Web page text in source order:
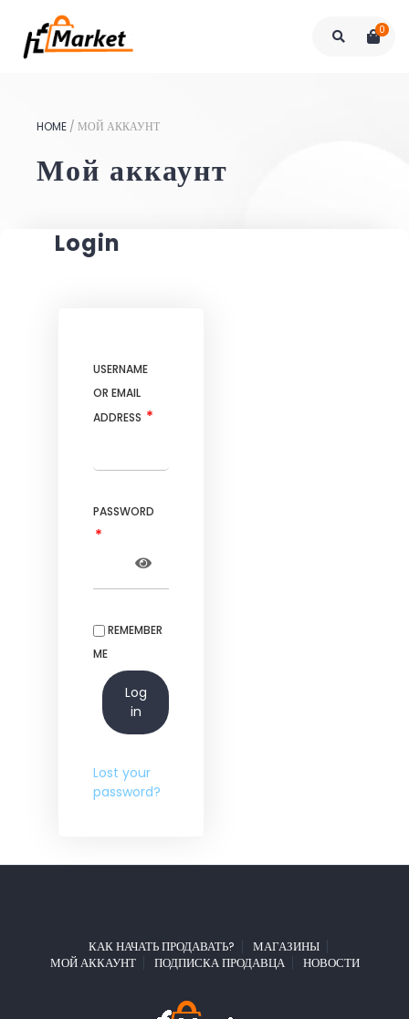
0
HOME / МОЙ АККАУНТ
Мой аккаунт
Login
USERNAME
OR EMAIL
ADDRESS *
PASSWORD
*
REMEMBER
ME
Log
in
Lost your
password?
КАК НАЧАТЬ ПРОДАВАТЬ?
МАГАЗИНЫ
МОЙ АККАУНТ
ПОДПИСКА ПРОДАВЦА НОВОСТИ